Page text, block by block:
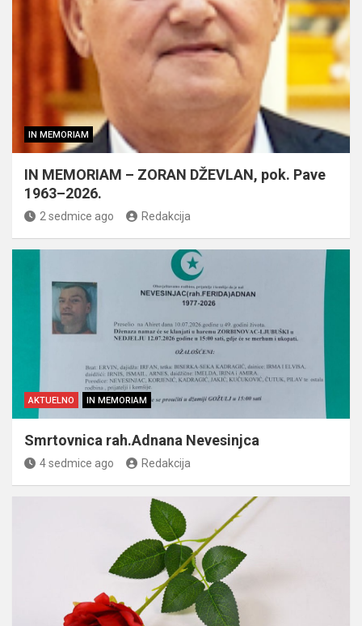
IN MEMORIAM
IN MEMORIAM – ZORAN DŽEVLAN, pok. Pave
1963–2026.
2 sedmice ago Redakcija
AKTUELNO IN MEMORIAM
Smrtovnica rah.Adnana Nevesinjca
4 sedmice ago Redakcija